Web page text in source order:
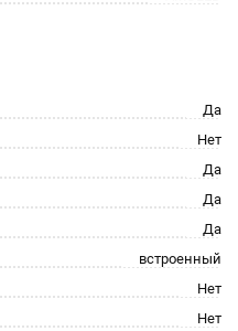
Да
Нет
Да
Да
Да
встроенный
Нет
Нет